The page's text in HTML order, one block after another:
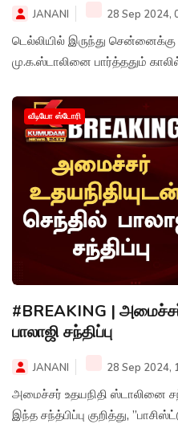
JANANI 28 Sep 2024,
டெல்லியில் இருந்து சென்னைக்கு
மு.க.ஸ்டாலினை பார்த்ததும்
வீடியோ ஸ்டோரி
#BREAKING |
பாலாஜி சந்திப்பு
JANANI 28 Sep 2024,
அமைச்சர் உதயநிதி ஸ்டாலினை
இந்த சந்த்பிப்பு குறித்து,